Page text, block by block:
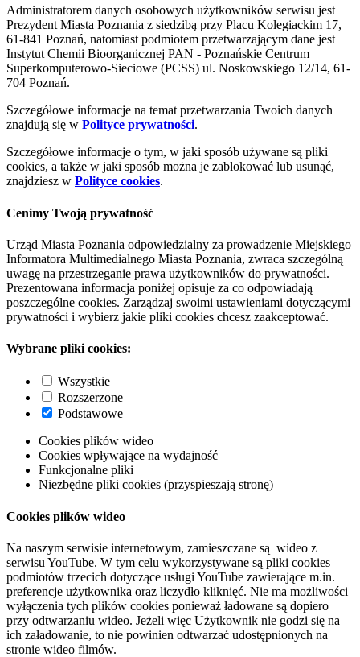
Administratorem danych osobowych użytkowników serwisu jest
Prezydent Miasta Poznania z siedzibą przy Placu Kolegiackim 17,
61-841 Poznań, natomiast podmiotem przetwarzającym dane jest
Instytut Chemii Bioorganicznej PAN - Poznańskie Centrum
Superkomputerowo-Sieciowe (PCSS) ul. Noskowskiego 12/14, 61-
704 Poznań.
Szczegółowe informacje na temat przetwarzania Twoich danych
znajdują się w Polityce prywatności.
Szczegółowe informacje o tym, w jaki sposób używane są pliki
cookies, a także w jaki sposób można je zablokować lub usunąć,
znajdziesz w Polityce cookies.
Cenimy Twoją prywatność
Urząd Miasta Poznania odpowiedzialny za prowadzenie Miejskiego
Informatora Multimedialnego Miasta Poznania, zwraca szczególną
uwagę na przestrzeganie prawa użytkowników do prywatności.
Prezentowana informacja poniżej opisuje za co odpowiadają
poszczególne cookies. Zarządzaj swoimi ustawieniami dotyczącymi
prywatności i wybierz jakie pliki cookies chcesz zaakceptować.
Wybrane pliki cookies:
Wszystkie
Rozszerzone
Podstawowe
Cookies plików wideo
Cookies wpływające na wydajność
Funkcjonalne pliki
Niezbędne pliki cookies (przyspieszają stronę)
Cookies plików wideo
Na naszym serwisie internetowym, zamieszczane są wideo z
serwisu YouTube. W tym celu wykorzystywane są pliki cookies
podmiotów trzecich dotyczące usługi YouTube zawierające m.in.
preferencje użytkownika oraz liczydło kliknięć. Nie ma możliwości
wyłączenia tych plików cookies ponieważ ładowane są dopiero
przy odtwarzaniu wideo. Jeżeli więc Użytkownik nie godzi się na
ich załadowanie, to nie powinien odtwarzać udostępnionych na
stronie wideo filmów.